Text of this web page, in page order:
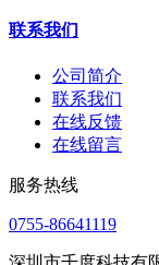
联系我们
公司简介
联系我们
在线反馈
在线留言
服务热线
0755-86641119